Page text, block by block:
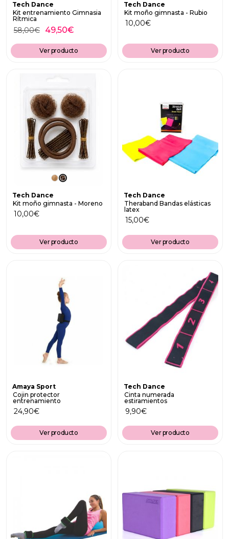
Tech Dance
Kit entrenamiento Gimnasia
Rítmica
58,00€ 49,50€
Ver producto
Tech Dance
Kit moño gimnasta - Rubio
10,00€
Ver producto
Tech Dance
Kit moño gimnasta - Moreno
10,00€
Ver producto
Tech Dance
Theraband Bandas elásticas
latex
15,00€
Ver producto
Amaya Sport
Cojin protector
entrenamiento
24,90€
Ver producto
Tech Dance
Cinta numerada
estiramientos
9,90€
Ver producto